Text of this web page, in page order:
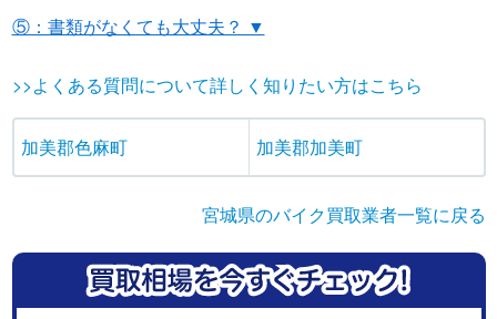
⑤：書類がなくても大丈夫？ ▼
>>よくある質問について詳しく知りたい方はこちら
加美郡色麻町 加美郡加美町
宮城県のバイク買取業者一覧に戻る